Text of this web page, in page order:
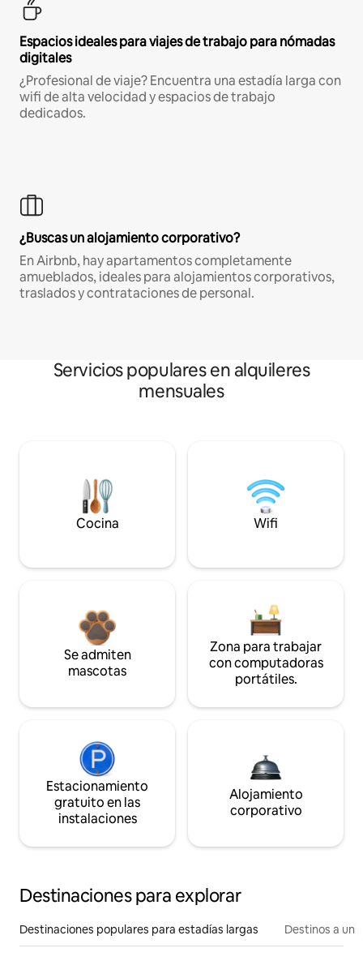
Espacios ideales para viajes de trabajo para nómadas
digitales
¿Profesional de viaje? Encuentra una estadía larga con
wifi de alta velocidad y espacios de trabajo
dedicados.
¿Buscas un alojamiento corporativo?
En Airbnb, hay apartamentos completamente
amueblados, ideales para alojamientos corporativos,
traslados y contrataciones de personal.
Servicios populares en alquileres
mensuales
Cocina Wifi
Se admiten
mascotas
Zona para trabajar
con computadoras
portátiles.
Estacionamiento
gratuito en las
instalaciones
Alojamiento
corporativo
Destinaciones para explorar
Destinaciones populares para estadías largas Destinos a un